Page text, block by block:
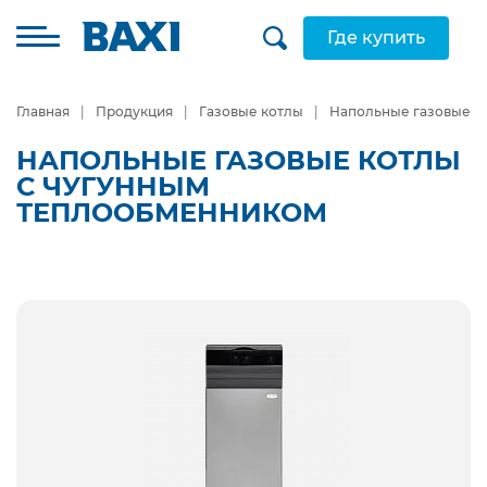
Где купить
Главная Продукция Газовые котлы Напольные газовые
НАПОЛЬНЫЕ ГАЗОВЫЕ КОТЛЫ
С ЧУГУННЫМ
ТЕПЛООБМЕННИКОМ